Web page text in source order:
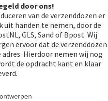
door ons!
van de verzenddozen er
handen te nemen, door de
GLS, Sand of Bpost. Wij
ervoor dat de verzenddozen
Hierdoor nemen wij nog
de opdracht kant en klaar